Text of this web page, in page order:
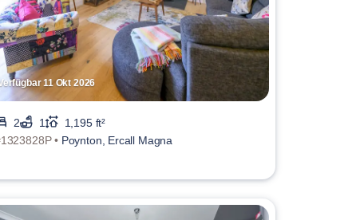
11 Okt 2026
2 1
1,195 ft²
• Poynton, Ercall Magna